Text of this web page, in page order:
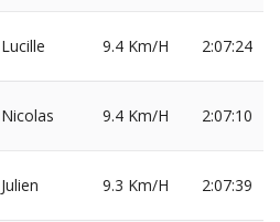
Lucille 9.4 Km/H 2:07:24
Nicolas 9.4 Km/H 2:07:10
Julien 9.3 Km/H 2:07:39